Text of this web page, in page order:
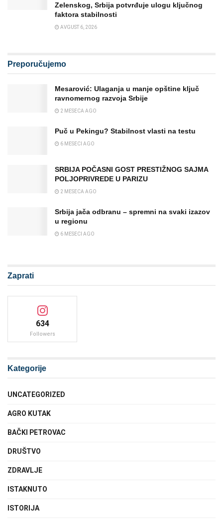
Zelenskog, Srbija potvrđuje ulogu ključnog
faktora stabilnosti
AVGUST 6, 2026
Preporučujemo
Mesarović: Ulaganja u manje opštine ključ
ravnomernog razvoja Srbije
2 MESECA AGO
Puč u Pekingu? Stabilnost vlasti na testu
6 MESECI AGO
SRBIJA POČASNI GOST PRESTIŽNOG SAJMA
POLJOPRIVREDE U PARIZU
2 MESECA AGO
Srbija jača odbranu – spremni na svaki izazov
u regionu
6 MESECI AGO
Zaprati
634
Followers
Kategorije
UNCATEGORIZED
AGRO KUTAK
BAČKI PETROVAC
DRUŠTVO
ZDRAVLJE
ISTAKNUTO
ISTORIJA